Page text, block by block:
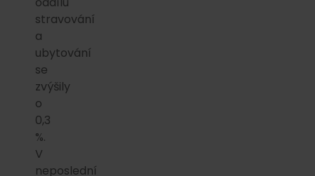
stravování
a
ubytování
se
zvýšily
o
0,3
%.
V
neposlední